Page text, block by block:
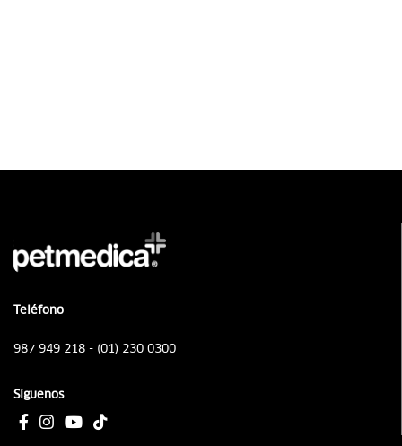
Teléfono
987 949 218 - (01) 230 0300
Síguenos